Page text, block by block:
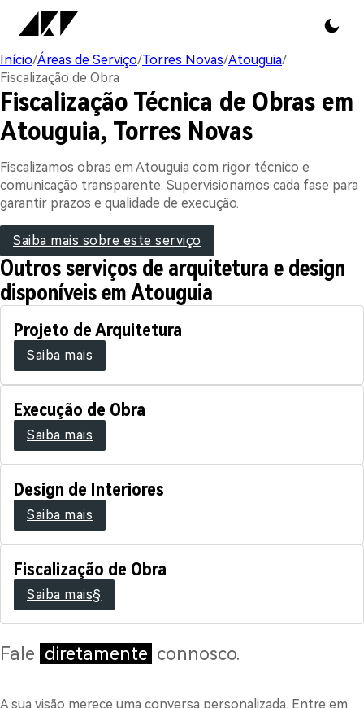
Início/Áreas de Serviço/Torres Novas/Atouguia/
Fiscalização de Obra
Fiscalização Técnica de Obras em
Atouguia, Torres Novas
Fiscalizamos obras em Atouguia com rigor técnico e
comunicação transparente. Supervisionamos cada fase para
garantir prazos e qualidade de execução.
Saiba mais sobre este serviço
Outros serviços de arquitetura e design
disponíveis em Atouguia
Projeto de Arquitetura
Saiba mais
Execução de Obra
Saiba mais
Design de Interiores
Saiba mais
Fiscalização de Obra
Saiba mais§
Fale diretamente connosco.
A sua visão merece uma conversa personalizada. Entre em